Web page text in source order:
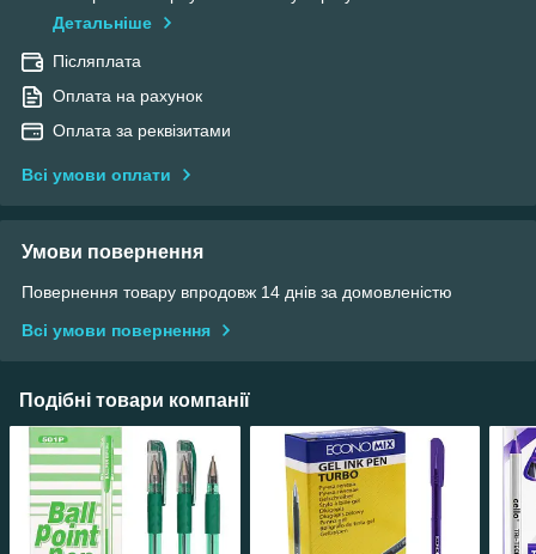
Детальніше
Післяплата
Оплата на рахунок
Оплата за реквізитами
Всі умови оплати
Умови повернення
Повернення товару впродовж 14 днів за домовленістю
Всі умови повернення
Подібні товари компанії